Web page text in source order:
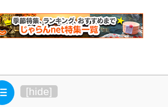
[hide]